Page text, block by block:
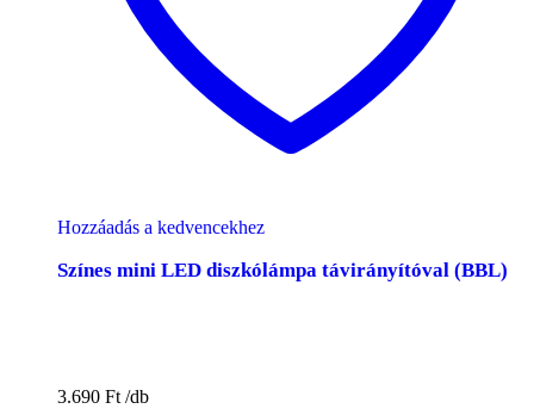
Hozzáadás a kedvencekhez
Színes mini LED diszkólámpa távirányítóval (BBL)
3.690 Ft